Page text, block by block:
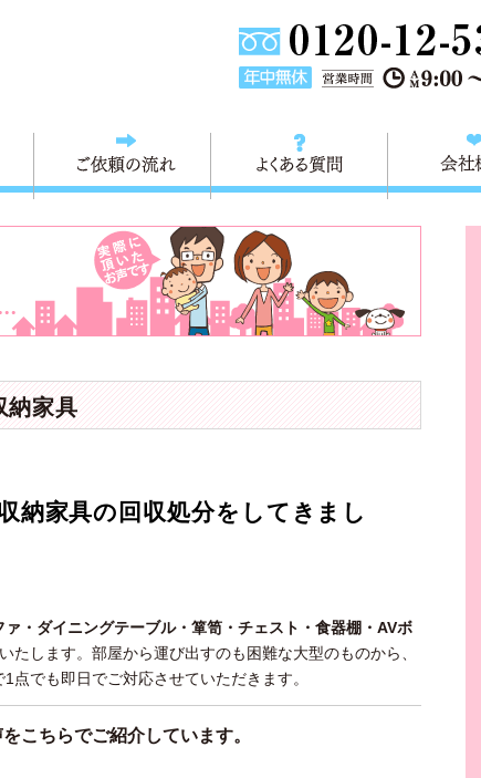
ご依頼の流れ よくある質問
納家具
納家具の回収処分をしてきまし
・ダイニングテーブル・箪笥・チェスト・食器棚・AVボ
たします。部屋から運び出すのも困難な大型のものから、
でも即日でご対応させていただきます。
こちらでご紹介しています。